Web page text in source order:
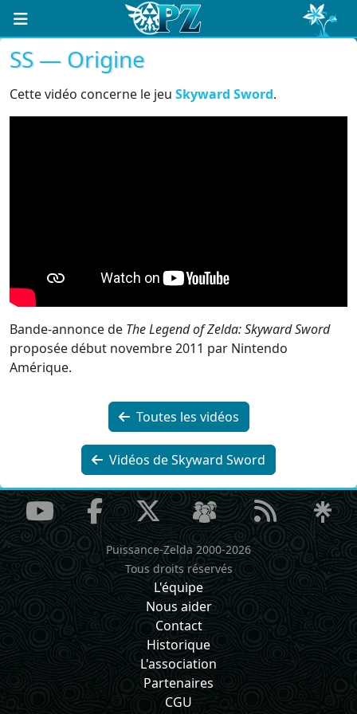
SS — Origine
Cette vidéo concerne le jeu Skyward Sword.
Bande-annonce de The Legend of Zelda: Skyward Sword
proposée début novembre 2011 par Nintendo
Amérique.
Toutes les vidéos
Vidéos de Skyward Sword
Puissance-Zelda 2000-2026
Tous droits réservés
L'équipe
Nous aider
Contact
Historique
L'association
Partenaires
CGU